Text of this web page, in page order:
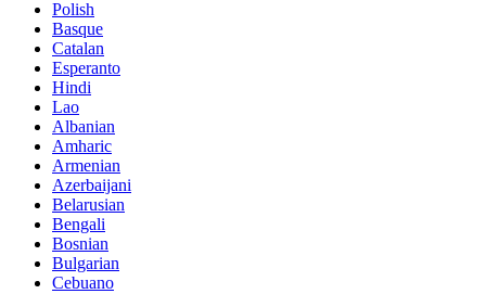
Polish
Basque
Catalan
Esperanto
Hindi
Lao
Albanian
Amharic
Armenian
Azerbaijani
Belarusian
Bengali
Bosnian
Bulgarian
Cebuano